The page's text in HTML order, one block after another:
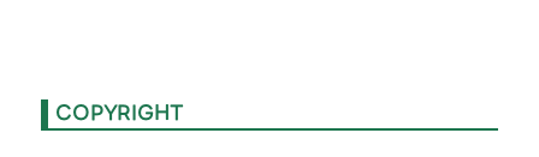
COPYRIGHT